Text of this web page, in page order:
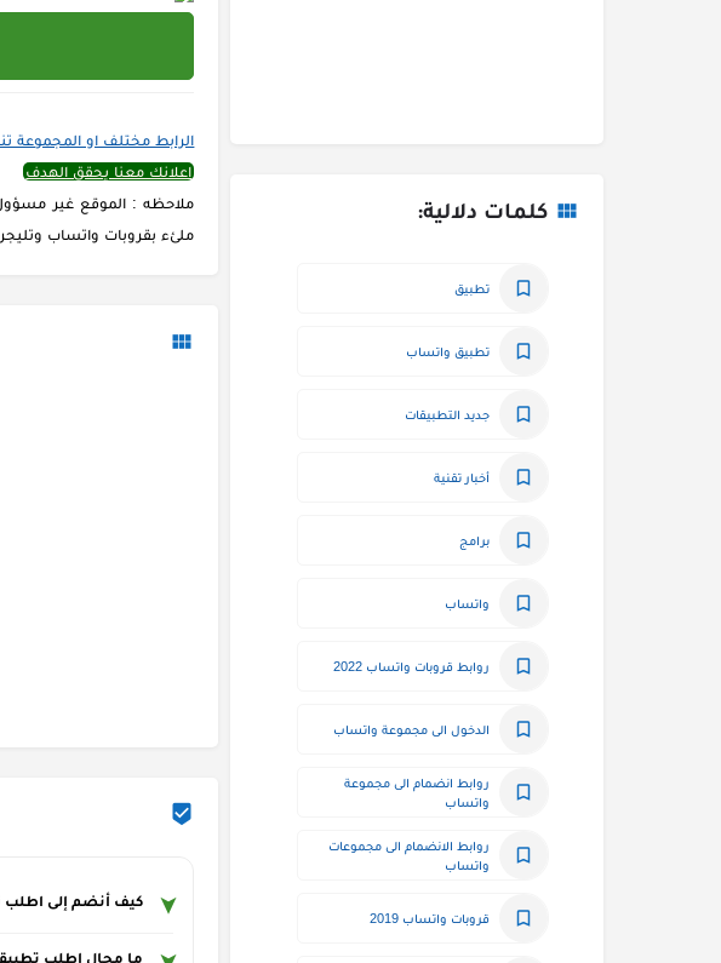
كلمات دلالية:
تطبيق
تطبيق واتساب
جديد التطبيقات
أخبار تقنية
برامج
واتساب
روابط قروبات واتساب 2022
الدخول الى مجموعة واتساب
واتساب
واتساب
قروبات واتساب 2019
الرابط مختلف او المجموعة
اعلانك معنا يحقق الهدف
ملاحظه : الموقع غير
ملئء بقروبات واتساب
كيف أنضم إلى